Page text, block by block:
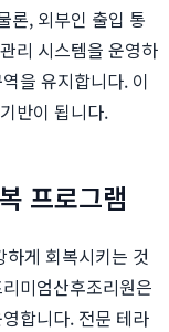
론, 외부인 출입 통
리 시스템을 운영하
을 유지합니다. 이
반이 됩니다.
프로그램
게 회복시키는 것
미엄산후조리원은
합니다. 전문 테라